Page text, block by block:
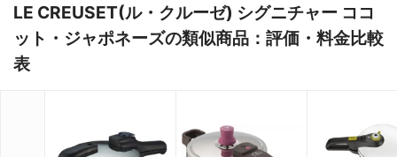
LE CREUSET(ル・クルーゼ) シグニチャー ココ
ット・ジャポネーズの類似商品：評価・料金比較
表